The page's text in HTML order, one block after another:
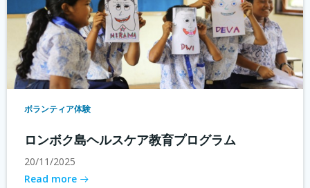
ボランティア体験
ロンボク島ヘルスケア教育プログラム
20/11/2025
Read more